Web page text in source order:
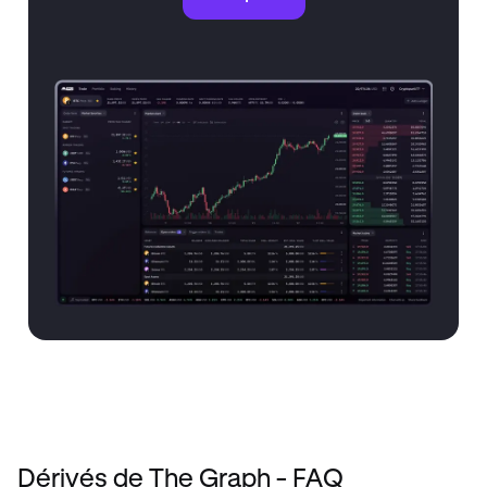
Dérivés de The Graph - FAQ